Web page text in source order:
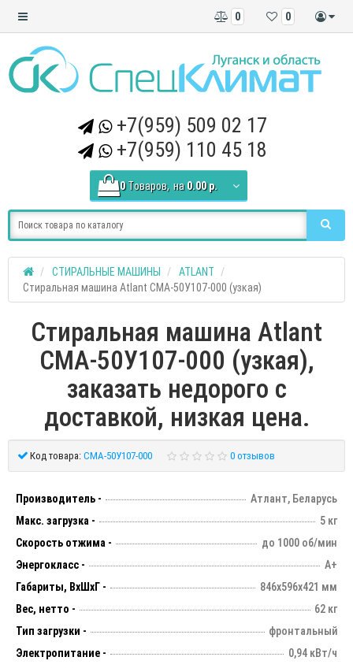
0
0
+7(959) 509 02 17
+7(959) 110 45 18
0 Tоваров, на 0.00 р.
СТИРАЛЬНЫЕ МАШИНЫ
ATLANT
Стиральная машина Atlant СМА-50У107-000 (узкая)
Стиральная машина Atlant
СМА-50У107-000 (узкая),
заказать недорого с
доставкой, низкая цена.
Код товара: СМА-50У107-000 0 отзывов
Производитель -
Атлант, Беларусь
Макс. загрузка -
5 кг
Скорость отжима -
до 1000 об/мин
Энергокласс -
А+
Габариты, ВхШхГ -
846х596х421 мм
Вес, нетто -
62 кг
Тип загрузки -
фронтальный
Электропитание -
0,94 кВт/ч